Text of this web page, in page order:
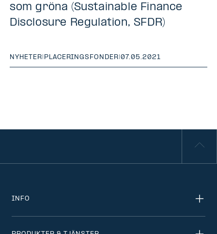
som gröna (Sustainable Finance
Disclosure Regulation, SFDR)
NYHETER| PLACERINGSFONDER|07.05.2021
INFO